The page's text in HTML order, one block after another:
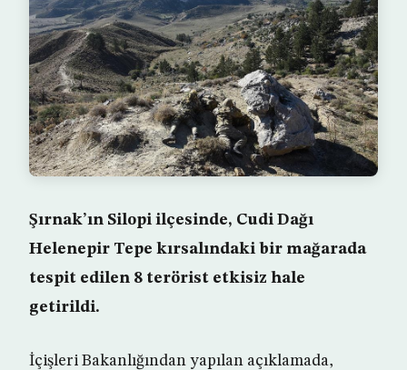
Şırnak’ın Silopi ilçesinde, Cudi Dağı
Helenepir Tepe kırsalındaki bir mağarada
tespit edilen 8 terörist etkisiz hale
getirildi.
İçişleri Bakanlığından yapılan açıklamada,